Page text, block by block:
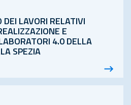
LAVORI RELATIVI
E
4.0 DELLA
SPEZIA